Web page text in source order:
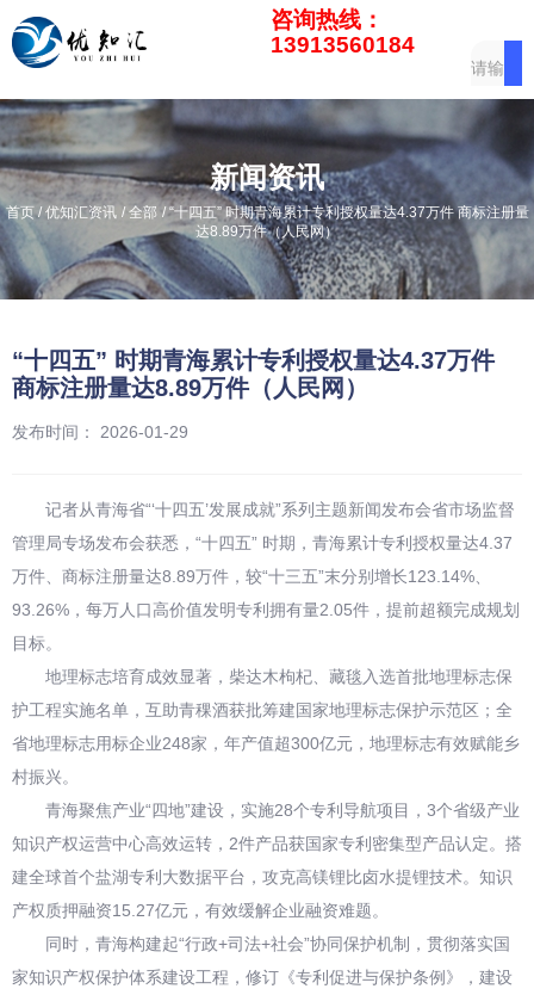
咨询热线：
13913560184
新闻资讯
首页/优知汇资讯 /全部 /“十四五” 时期青海累计专利授权量达4.37万件 商标注册量
达8.89万件（人民网）
“十四五” 时期青海累计专利授权量达4.37万件
商标注册量达8.89万件（人民网）
发布时间： 2026-01-29
记者从青海省“‘十四五’发展成就”系列主题新闻发布会省市场监督
管理局专场发布会获悉，“十四五” 时期，青海累计专利授权量达4.37
万件、商标注册量达8.89万件，较“十三五”末分别增长123.14%、
93.26%，每万人口高价值发明专利拥有量2.05件，提前超额完成规划
目标。
地理标志培育成效显著，柴达木枸杞、藏毯入选首批地理标志保
护工程实施名单，互助青稞酒获批筹建国家地理标志保护示范区；全
省地理标志用标企业248家，年产值超300亿元，地理标志有效赋能乡
村振兴。
青海聚焦产业“四地”建设，实施28个专利导航项目，3个省级产业
知识产权运营中心高效运转，2件产品获国家专利密集型产品认定。搭
建全球首个盐湖专利大数据平台，攻克高镁锂比卤水提锂技术。知识
产权质押融资15.27亿元，有效缓解企业融资难题。
同时，青海构建起“行政+司法+社会”协同保护机制，贯彻落实国
家知识产权保护体系建设工程，修订《专利促进与保护条例》，建设